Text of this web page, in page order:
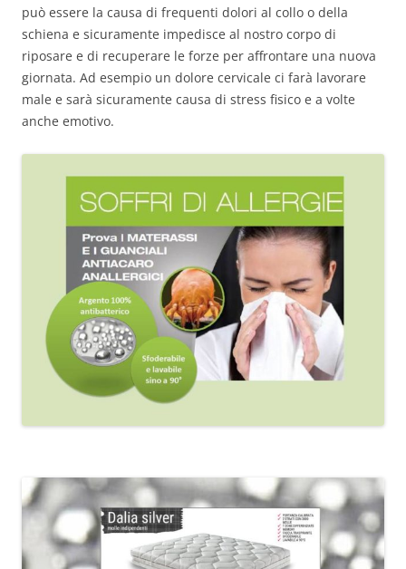
può essere la causa di frequenti dolori al collo o della
schiena e sicuramente impedisce al nostro corpo di
riposare e di recuperare le forze per affrontare una nuova
giornata. Ad esempio un dolore cervicale ci farà lavorare
male e sarà sicuramente causa di stress fisico e a volte
anche emotivo.